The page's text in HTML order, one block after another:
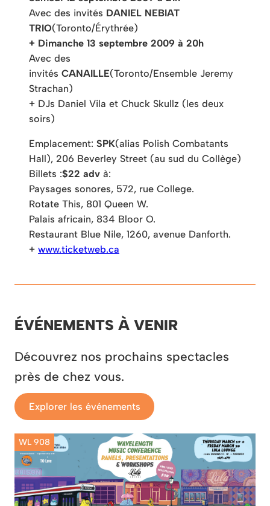
Avec des invités DANIEL NEBIAT
TRIO(Toronto/Érythrée)
+ Dimanche 13 septembre 2009 à 20h
Avec des
invités CANAILLE(Toronto/Ensemble Jeremy
Strachan)
+ DJs Daniel Vila et Chuck Skullz (les deux
soirs)
Emplacement: SPK(alias Polish Combatants
Hall), 206 Beverley Street (au sud du Collège)
Billets :$22 adv à:
Paysages sonores, 572, rue College.
Rotate This, 801 Queen W.
Palais africain, 834 Bloor O.
Restaurant Blue Nile, 1260, avenue Danforth.
+ www.ticketweb.ca
ÉVÉNEMENTS À VENIR
Découvrez nos prochains spectacles
près de chez vous.
Explorer les événements
WL 908